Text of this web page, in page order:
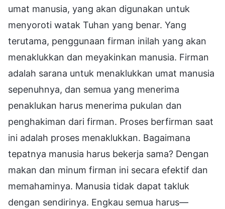
umat manusia, yang akan digunakan untuk
menyoroti watak Tuhan yang benar. Yang
terutama, penggunaan firman inilah yang akan
menaklukkan dan meyakinkan manusia. Firman
adalah sarana untuk menaklukkan umat manusia
sepenuhnya, dan semua yang menerima
penaklukan harus menerima pukulan dan
penghakiman dari firman. Proses berfirman saat
ini adalah proses menaklukkan. Bagaimana
tepatnya manusia harus bekerja sama? Dengan
makan dan minum firman ini secara efektif dan
memahaminya. Manusia tidak dapat takluk
dengan sendirinya. Engkau semua harus—